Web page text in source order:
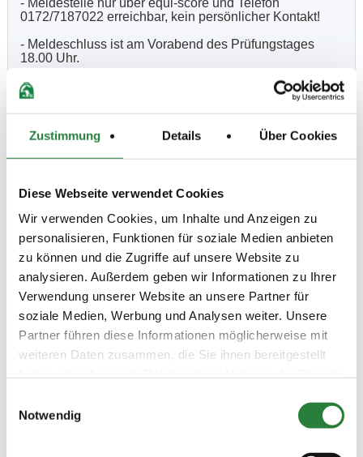
Zustimmung Details Über Cookies
Diese Webseite verwendet Cookies
Wir verwenden Cookies, um Inhalte und Anzeigen zu
personalisieren, Funktionen für soziale Medien anbieten
zu können und die Zugriffe auf unsere Website zu
analysieren. Außerdem geben wir Informationen zu Ihrer
Verwendung unserer Website an unsere Partner für
soziale Medien, Werbung und Analysen weiter. Unsere
Partner führen diese Informationen möglicherweise mit
weiteren Daten zusammen, die Sie ihnen bereitgestellt
Notwendig
- Meldestelle nur über equi-score und Telefon
0172/7187022 erreichbar, kein persönlicher Kontakt!
- Meldeschluss ist am Vorabend des Prüfungstages
18.00 Uhr.
- Für Stammmitglieder des gastgebenden Vereins
entfallen die Handicaps außer den LK.
- Pro Pferd und Tag sind nur Starts in 2 LP erlaubt.
- Die ZE kann unter www.rv-ichenheim.de oder www.fn-
- Es wird darauf aufmerksam gemacht, dass bei dieser
werden. Entzieht sich ein Reiter, Pfleger oder Besitzer
diesen Maßnahmen, so erfolgt Ausschluss sämtlicher
unter diesem Reiter genannten Pferde für die weiteren
LP dieser PLS.
- Auf dem gesamten Gelände sind die Hunde an der
Leine zu führen. Bei Nichtbeachtung haftet der
Hundebesitzer für sämtliche Schäden, z.B. auch
zusätzliche Platzierungen bei gestörtem Ritt.
Die aktuellen Corona Bestimmungen finden Sie